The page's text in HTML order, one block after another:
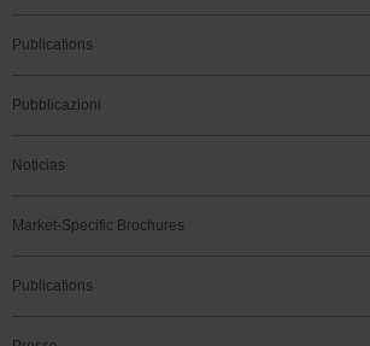
Publications
Pubblicazioni
Noticias
Market-Specific Brochures
Publications